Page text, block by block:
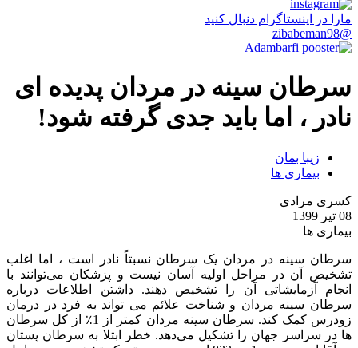
مارا در اینستاگرام دنبال کنید
@zibabeman98
سرطان سینه در مردان پدیده ای
نادر ، اما باید جدی گرفته شود!
زیبا بمان
بیماری ها
کسری مرادی
08 تیر 1399
بیماری ها
سرطان سینه در مردان یک سرطان نسبتاً نادر است ، اما اغلب
تشخیص آن در مراحل اولیه آسان نیست و پزشکان می‌توانند با
انجام آزمایشاتی آن را تشخیص دهند. داشتن اطلاعات درباره
سرطان سینه مردان و شناخت علائم می تواند به فرد در درمان
زودرس کمک کند. سرطان سینه مردان کمتر از 1٪ از کل سرطان
ها در سراسر جهان را تشکیل می‌دهد. خطر ابتلا به سرطان پستان